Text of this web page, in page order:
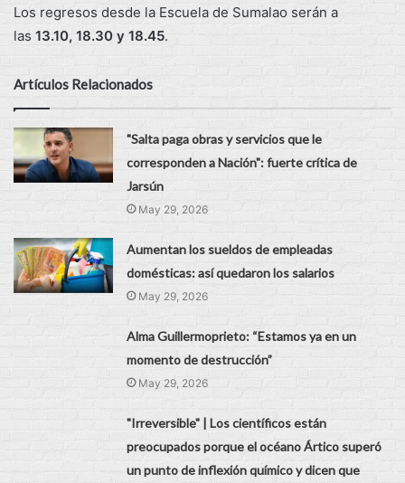
Los regresos desde la Escuela de Sumalao serán a
las 13.10, 18.30 y 18.45.
Artículos Relacionados
"Salta paga obras y servicios que le
corresponden a Nación": fuerte crítica de
Jarsún
May 29, 2026
Aumentan los sueldos de empleadas
domésticas: así quedaron los salarios
May 29, 2026
Alma Guillermoprieto: “Estamos ya en un
momento de destrucción”
May 29, 2026
"Irreversible" | Los científicos están
preocupados porque el océano Ártico superó
un punto de inflexión químico y dicen que